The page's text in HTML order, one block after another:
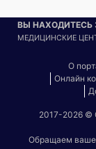
ВЫ НАХОДИТЕСЬ
МЕДИЦИНСКИЕ
О
Онлайн
2017-2026 ©
Обращаем ваше